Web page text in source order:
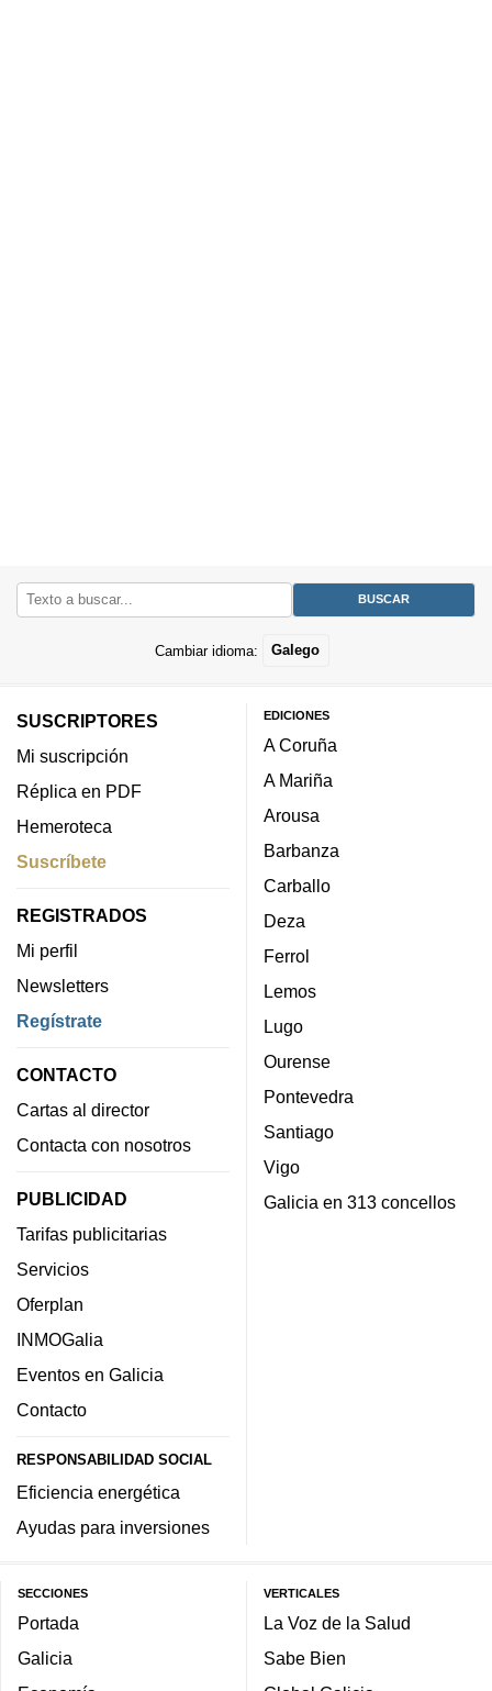
Cambiar idioma: Galego
SUSCRIPTORES
Mi suscripción
Réplica en PDF
Hemeroteca
Suscríbete
REGISTRADOS
Mi perfil
Newsletters
Regístrate
CONTACTO
Cartas al director
Contacta con nosotros
PUBLICIDAD
Tarifas publicitarias
Servicios
Oferplan
INMOGalia
Eventos en Galicia
Contacto
RESPONSABILIDAD SOCIAL
Eficiencia energética
Ayudas para inversiones
EDICIONES
A Coruña
A Mariña
Arousa
Barbanza
Carballo
Deza
Ferrol
Lemos
Lugo
Ourense
Pontevedra
Santiago
Vigo
Galicia en 313 concellos
SECCIONES
Portada
Galicia
VERTICALES
La Voz de la Salud
Sabe Bien